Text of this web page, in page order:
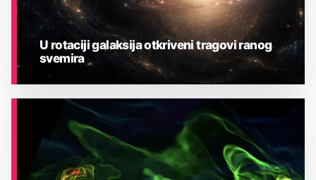
ASTRONOMIJA
U rotaciji galaksija otkriveni tragovi ranog
svemira